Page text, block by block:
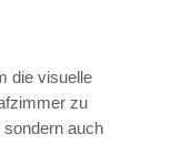
die visuelle
zu
sondern auch